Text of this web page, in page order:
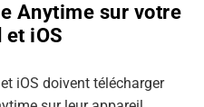
Anytime sur votre
iOS
iOS doivent télécharger